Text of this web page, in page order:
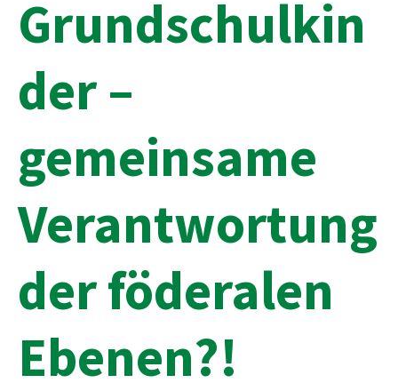
Grundschulkin
der –
gemeinsame
Verantwortung
der föderalen
Ebenen?!